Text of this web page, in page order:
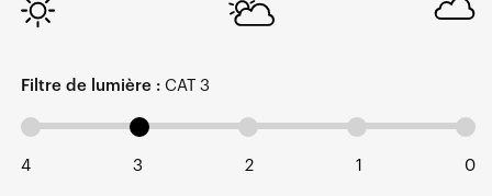
Filtre de lumière : CAT 3
4 3 2 1 0